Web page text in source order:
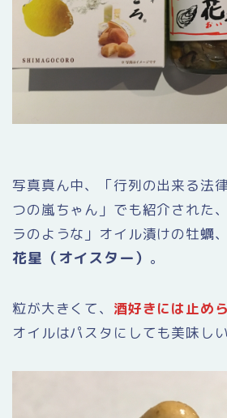
写真真ん中、「行列の出来る法
つの嵐ちゃん」でも紹介された
ラのような」オイル漬けの牡蠣、
花星（オイスター） 。
粒が大きくて、 酒好きには止め
オイルはパスタにしても美味しい